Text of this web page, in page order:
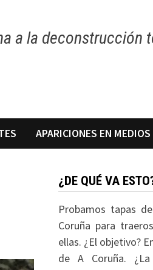
a la deconstrucción
APARICIONES EN MEDIOS
¿DE QUÉ VA
Probamos tapas
Coruña para
ellas. ¿El objetivo?
de A Coruña.